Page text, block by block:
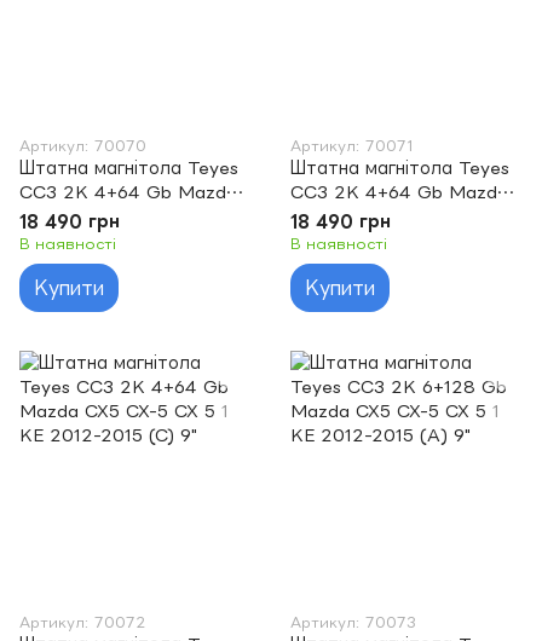
Артикул: 70070
Штатна магнітола Teyes
CC3 2K 4+64 Gb Mazda
CX5 CX-5 CX 5 1 KE 2012-
2015 (A) 9"
18 490 грн
В наявності
Купити
Артикул: 70071
Штатна магнітола Teyes
CC3 2K 4+64 Gb Mazda
CX5 CX-5 CX 5 1 KE 2012-
2015 (B) 9"
18 490 грн
В наявності
Купити
Артикул: 70072 Артикул: 70073